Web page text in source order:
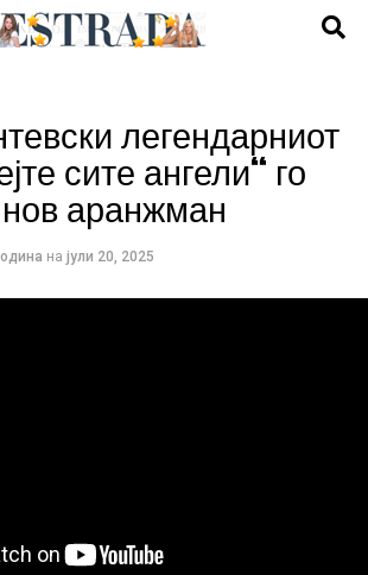
легендарниот
сите ангели“ го
аранжман
на јули 20, 2025